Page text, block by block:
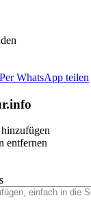
Per WhatsApp teilen
entfernen